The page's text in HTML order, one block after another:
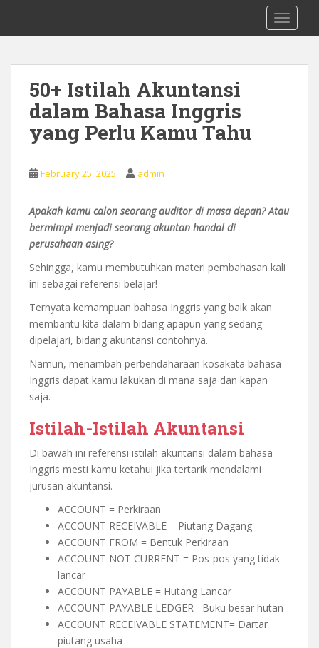
i
0878 8705 9305 Kursus Bahasa Inggis
dari Dasar Untuk Pemula Mataram
50+ Istilah Akuntansi
dalam Bahasa Inggris
yang Perlu Kamu Tahu
February 25, 2025 admin
Apakah kamu calon seorang auditor di masa depan? Atau
bermimpi menjadi seorang akuntan handal di
perusahaan asing?
Sehingga, kamu membutuhkan materi pembahasan kali
ini sebagai referensi belajar!
Ternyata kemampuan bahasa Inggris yang baik akan
membantu kita dalam bidang apapun yang sedang
dipelajari, bidang akuntansi contohnya.
Namun, menambah perbendaharaan kosakata bahasa
Inggris dapat kamu lakukan di mana saja dan kapan
saja.
Istilah-Istilah Akuntansi
Di bawah ini referensi istilah akuntansi dalam bahasa
Inggris mesti kamu ketahui jika tertarik mendalami
jurusan akuntansi.
ACCOUNT = Perkiraan
ACCOUNT RECEIVABLE = Piutang Dagang
ACCOUNT FROM = Bentuk Perkiraan
ACCOUNT NOT CURRENT = Pos-pos yang tidak
lancar
ACCOUNT PAYABLE = Hutang Lancar
ACCOUNT PAYABLE LEDGER= Buku besar hutan
ACCOUNT RECEIVABLE STATEMENT= Dartar
piutang usaha